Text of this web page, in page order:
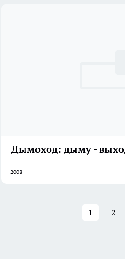
Дымоход: дыму -
2008
1 2